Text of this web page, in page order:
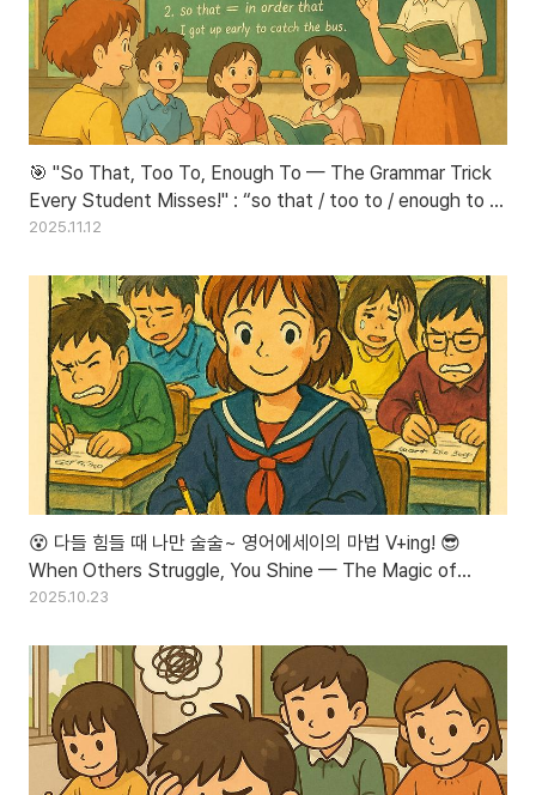
🎯 "So That, Too To, Enough To — The Grammar Trick
Every Student Misses!" : “so that / too to / enough to 한
방에 끝내기! 영어 문장 구조 완벽 정리 💥”
2025.11.12
😵 다들 힘들 때 나만 술술~ 영어에세이의 마법 V+ing! 😎
When Others Struggle, You Shine — The Magic of
V+ing!
2025.10.23